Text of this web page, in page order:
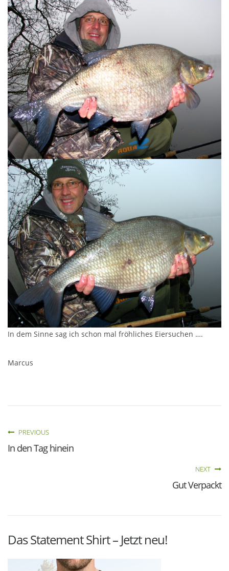
In dem Sinne sag ich schon mal fröhliches Eiersuchen ….
Marcus
PREVIOUS
In den Tag hinein
NEXT
Gut Verpackt
Das Statement Shirt – Jetzt neu!